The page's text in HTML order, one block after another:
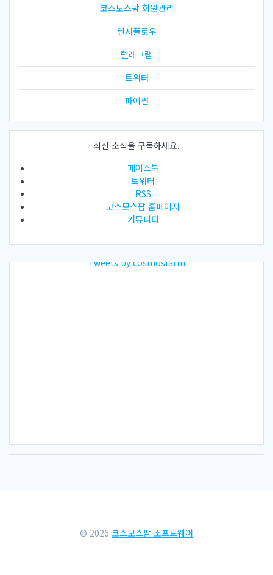
코스모스팜 회원관리
텐서플로우
텔레그램
트위터
파이썬
최신 소식을 구독하세요.
페이스북
트위터
RSS
코스모스팜 홈페이지
커뮤니티
Tweets by cosmosfarm
© 2026 코스모스팜 소프트웨어